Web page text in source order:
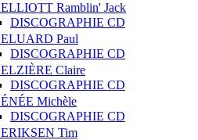
ELLIOTT Ramblin' Jack
DISCOGRAPHIE CD
ELUARD Paul
DISCOGRAPHIE CD
ELZIÈRE Claire
DISCOGRAPHIE CD
ÉNÉE Michèle
DISCOGRAPHIE CD
ERIKSEN Tim